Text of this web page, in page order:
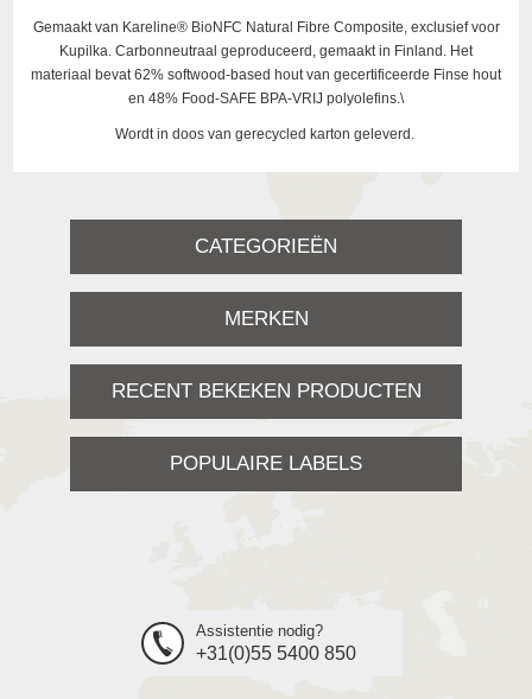
Gemaakt van Kareline® BioNFC Natural Fibre Composite, exclusief voor
Kupilka. Carbonneutraal geproduceerd, gemaakt in Finland. Het
materiaal bevat 62% softwood-based hout van gecertificeerde Finse hout
en 48% Food-SAFE BPA-VRIJ polyolefins.\
Wordt in doos van gerecycled karton geleverd.
CATEGORIEËN
MERKEN
RECENT BEKEKEN PRODUCTEN
POPULAIRE LABELS
Assistentie nodig?
+31(0)55 5400 850